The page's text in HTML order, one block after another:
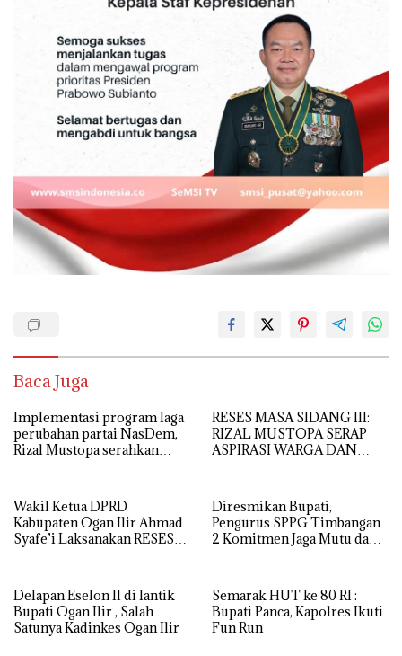
Baca Juga
Implementasi program laga
perubahan partai NasDem,
Rizal Mustopa serahkan
RESES MASA SIDANG III:
RIZAL MUSTOPA SERAP
ASPIRASI WARGA DAN
HUDA
Wakil Ketua DPRD
Kabupaten Ogan Ilir Ahmad
Syafe’i Laksanakan RESES
Langsung Aspirasi
Masyarakat
Diresmikan Bupati,
Pengurus SPPG Timbangan
2 Komitmen Jaga Mutu dan
Delapan Eselon II di lantik
Bupati Ogan Ilir , Salah
Satunya Kadinkes Ogan Ilir
Semarak HUT ke 80 RI :
Bupati Panca, Kapolres Ikuti
Fun Run